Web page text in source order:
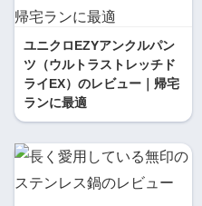
ユニクロEZYアンクルパン
ツ（ウルトラストレッチド
ライEX）のレビュー｜帰宅
ランに最適